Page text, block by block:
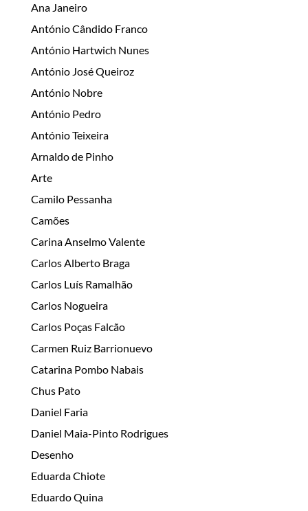
Ana Janeiro
António Cândido Franco
António Hartwich Nunes
António José Queiroz
António Nobre
António Pedro
António Teixeira
Arnaldo de Pinho
Arte
Camilo Pessanha
Camões
Carina Anselmo Valente
Carlos Alberto Braga
Carlos Luís Ramalhão
Carlos Nogueira
Carlos Poças Falcão
Carmen Ruiz Barrionuevo
Catarina Pombo Nabais
Chus Pato
Daniel Faria
Daniel Maia-Pinto Rodrigues
Desenho
Eduarda Chiote
Eduardo Quina